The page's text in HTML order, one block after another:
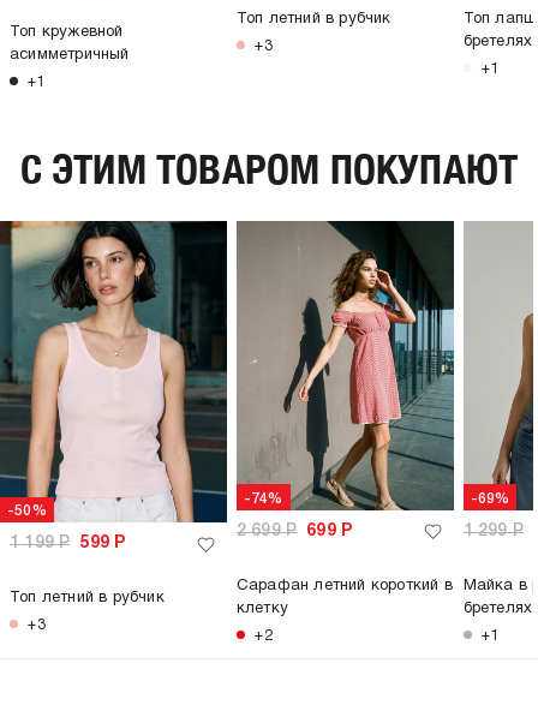
Топ кружевной
асимметричный
+1
Топ летний в рубчик
+3
Топ
бретелях
+1
C ЭТИМ ТОВАРОМ ПОКУПАЮТ
-50%
1 199Р 599 Р
Топ летний в рубчик
+3
-74%
2 699Р 699Р
Сарафан летний короткий в
клетку
+2
-69%
1 299Р
Майка в
бретелях
+1